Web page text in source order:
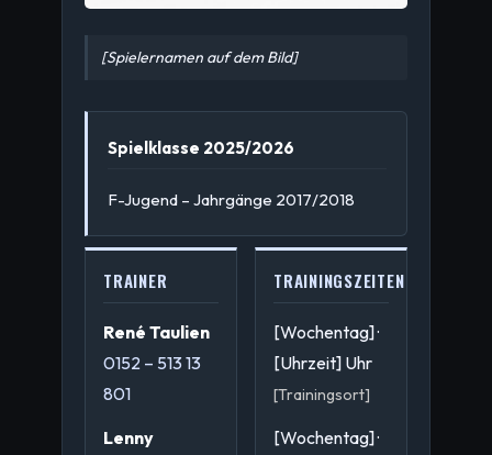
[Spielernamen auf dem Bild]
Spielklasse 2025/2026
F-Jugend – Jahrgänge 2017/2018
TRAINER
René Taulien
0152 – 513 13
801
Lenny
TRAININGSZEITEN
[Wochentag] ·
[Uhrzeit] Uhr
[Trainingsort]
[Wochentag] ·